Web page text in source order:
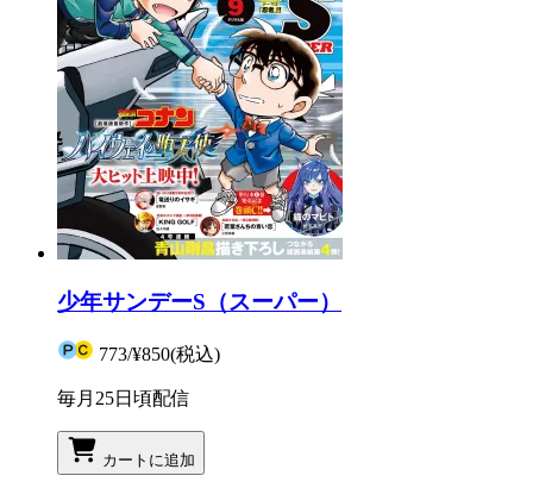
少年サンデーS（スーパー）
773/¥850(税込)
毎月25日頃配信
カートに追加